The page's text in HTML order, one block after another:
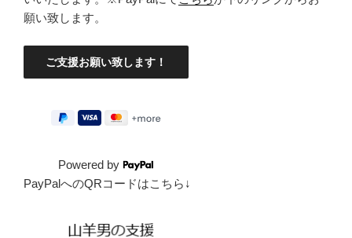
願い致します。
Powered by
PayPalへのQRコードはこちら↓